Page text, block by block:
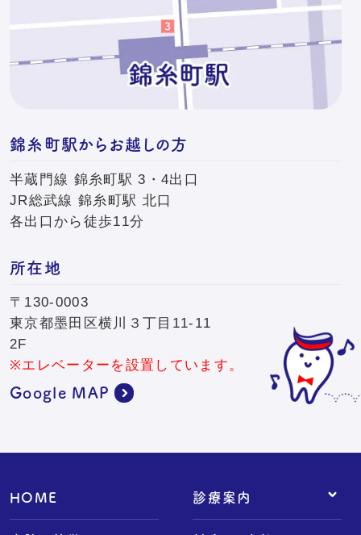
錦糸町駅からお越しの方
半蔵門線 錦糸町駅 3・4出口
JR総武線 錦糸町駅 北口
各出口から徒歩11分
所在地
〒130-0003
東京都墨田区横川３丁目11-11
2F
※エレベーターを設置しています。
Google MAP
HOME 診療案内